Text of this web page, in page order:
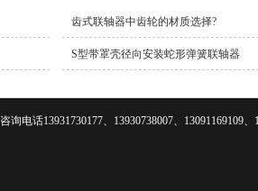
齿式联轴器中齿轮的材质选择?
S型带罩壳径向安装蛇形弹簧联轴器
话13931730177、13930738007、13091169109、